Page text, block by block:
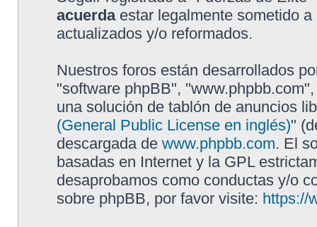
acuerdaestar legalmente sometido
actualizados y/o reformados.
Nuestros foros están desarrollados
"software phpBB",
una solución de tablón de anuncios
(General Public License en inglés)"
descargada de www.phpbb.com. El
basadas en Internet y la GPL
desaprobamos como conductas y/o
sobre phpBB, por favor visite: https://